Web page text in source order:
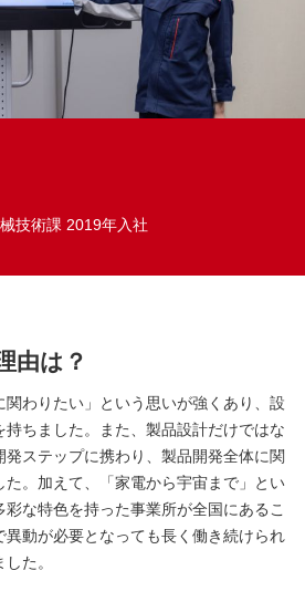
技術課 2019年入社
由は？
関わりたい」という思いが強くあり、設
ちました。また、製品設計だけではな
発ステップに携わり、製品開発全体に関
た。加えて、「家電から宇宙まで」とい
な特色を持った事業所が全国にあるこ
異動が必要となっても長く働き続けられ
た。